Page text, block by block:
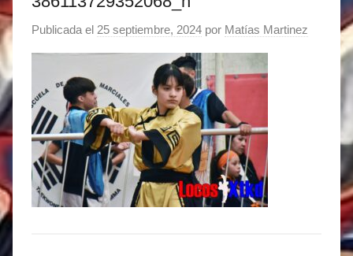
Publicada el 25 septiembre, 2024 por Matías Martinez